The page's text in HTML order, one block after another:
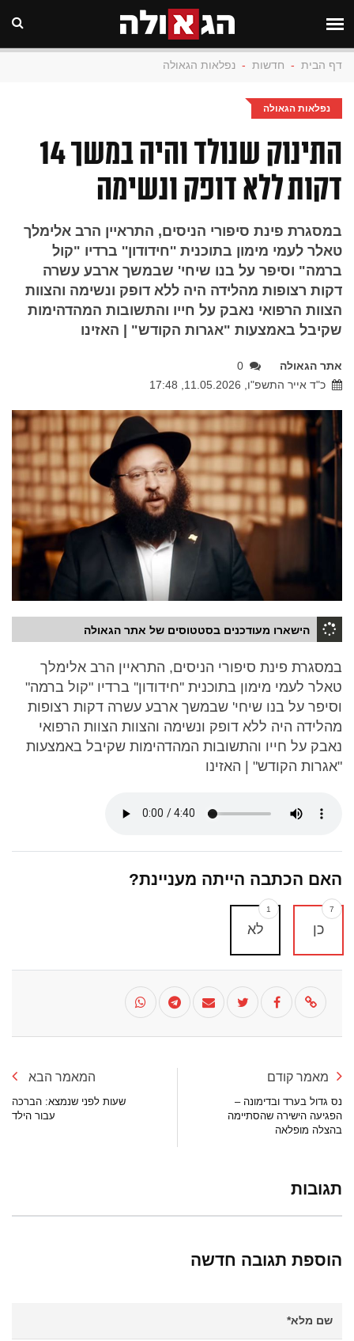
דף הבית - חדשות - נפלאות הגאולה
נפלאות הגאולה
התינוק שנולד והיה במשך 14
דקות ללא דופק ונשימה
במסגרת פינת סיפורי הניסים, התראיין הרב אלימלך
טאלר לעמי מימון בתוכנית ''חידודון'' ברדיו "קול
ברמה" וסיפר על בנו שיחי' שבמשך ארבע עשרה
דקות רצופות מהלידה היה ללא דופק ונשימה והצוות
הצוות הרפואי נאבק על חייו והתשובות המהדהימות
שקיבל באמצעות "אגרות הקודש" | האזינו
אתר הגאולה
0
כ"ד אייר התשפ"ו, 11.05.2026, 17:48
הישארו מעודכנים בסטטוסים של אתר הגאולה
במסגרת פינת סיפורי הניסים, התראיין הרב אלימלך
טאלר לעמי מימון בתוכנית ''חידודון'' ברדיו "קול ברמה"
וסיפר על בנו שיחי' שבמשך ארבע עשרה דקות רצופות
מהלידה היה ללא דופק ונשימה והצוות הצוות הרפואי
נאבק על חייו והתשובות המהדהימות שקיבל באמצעות
"אגרות הקודש" | האזינו
האם הכתבה הייתה מעניינת?
כן
7
לא
1
מאמר קודם
נס גדול בערד ובדימונה –
הפגיעה הישירה שהסתיימה
בהצלה מופלאה
המאמר הבא
שעות לפני שנמצא: הברכה
עבור הילד
תגובות
הוספת תגובה חדשה